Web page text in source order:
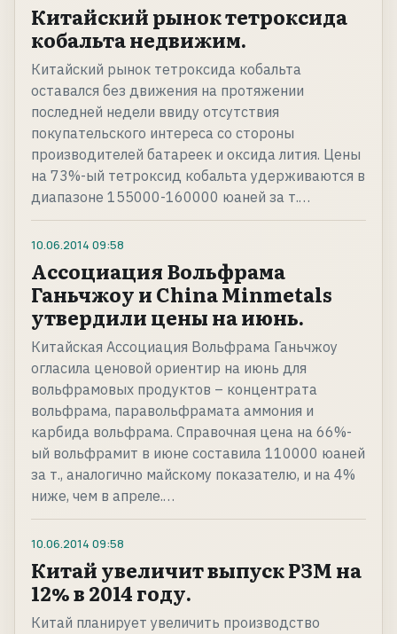
Китайский рынок тетроксида
кобальта недвижим.
Китайский рынок тетроксида кобальта
оставался без движения на протяжении
последней недели ввиду отсутствия
покупательского интереса со стороны
производителей батареек и оксида лития. Цены
на 73%-ый тетроксид кобальта удерживаются в
диапазоне 155000-160000 юаней за т.…
10.06.2014 09:58
Ассоциация Вольфрама
Ганьчжоу и China Minmetals
утвердили цены на июнь.
Китайская Ассоциация Вольфрама Ганьчжоу
огласила ценовой ориентир на июнь для
вольфрамовых продуктов – концентрата
вольфрама, паравольфрамата аммония и
карбида вольфрама. Справочная цена на 66%-
ый вольфрамит в июне составила 110000 юаней
за т., аналогично майскому показателю, и на 4%
ниже, чем в апреле.…
10.06.2014 09:58
Китай увеличит выпуск РЗМ на
12% в 2014 году.
Китай планирует увеличить производство